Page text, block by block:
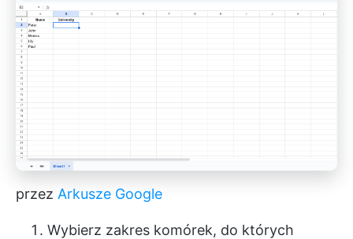
przez Arkusze Google
Wybierz zakres komórek, do których